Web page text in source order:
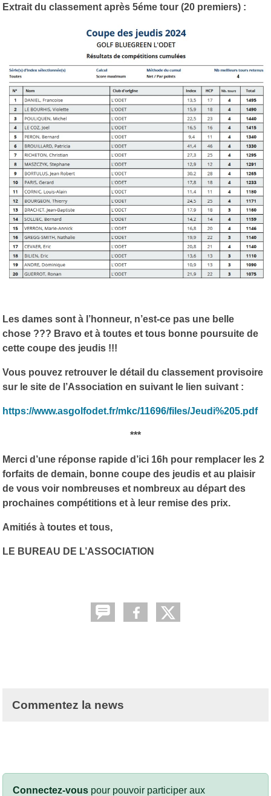
Extrait du classement après 5éme tour (20 premiers) :
Les dames sont à l’honneur, n’est-ce pas une belle
chose ??? Bravo et à toutes et tous bonne poursuite de
cette coupe des jeudis !!!
Vous pouvez retrouver le détail du classement provisoire
sur le site de l’Association en suivant le lien suivant :
https://www.asgolfodet.fr/mkc/11696/files/Jeudi%205.pdf
***
Merci d’une réponse rapide d’ici 16h pour remplacer les 2
forfaits de demain, bonne coupe des jeudis et au plaisir
de vous voir nombreuses et nombreux au départ des
prochaines compétitions et à leur remise des prix.
Amitiés à toutes et tous,
LE BUREAU DE L’ASSOCIATION
Commentez la news
Connectez-vous pour pouvoir participer aux